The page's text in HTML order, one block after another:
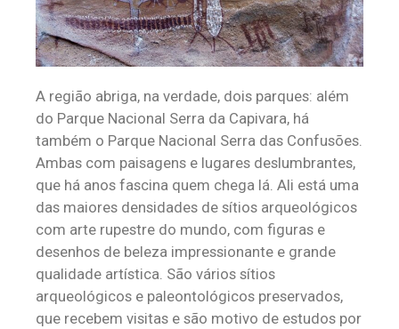
A região abriga, na verdade, dois parques: além
do Parque Nacional Serra da Capivara, há
também o Parque Nacional Serra das Confusões.
Ambas com paisagens e lugares deslumbrantes,
que há anos fascina quem chega lá. Ali está uma
das maiores densidades de sítios arqueológicos
com arte rupestre do mundo, com figuras e
desenhos de beleza impressionante e grande
qualidade artística. São vários sítios
arqueológicos e paleontológicos preservados,
que recebem visitas e são motivo de estudos por